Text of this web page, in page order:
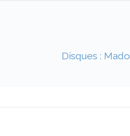
Disques :